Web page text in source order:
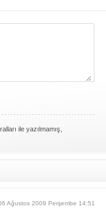
ile yazılmamış,
Ağustos 2009 Perşembe 14:51